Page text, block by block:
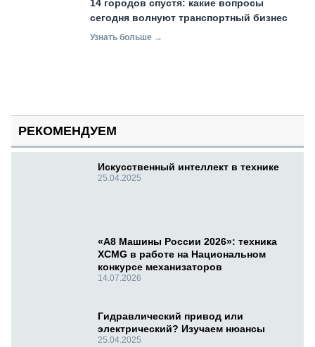
14 городов спустя: какие вопросы
сегодня волнуют транспортный бизнес
Узнать больше →
РЕКОМЕНДУЕМ
Искусственный интеллект в технике
25.04.2025
«А8 Машины России 2026»: техника
XCMG в работе на Национальном
конкурсе механизаторов
14.07.2026
Гидравлический привод или
электрический? Изучаем нюансы
25.04.2025